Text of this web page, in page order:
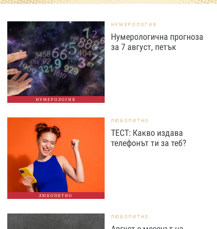
НУМЕРОЛОГИЯ
НУМЕРОЛОГИЯ
Нумерологична прогноза
за 7 август, петък
ЛЮБОПИТНО
ЛЮБОПИТНО
ТЕСТ: Какво издава
телефонът ти за теб?
ЛЮБОПИТНО